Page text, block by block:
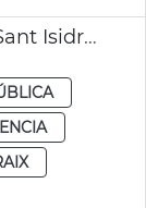
Rescate ocho gatos vivienda Sant Isidre València